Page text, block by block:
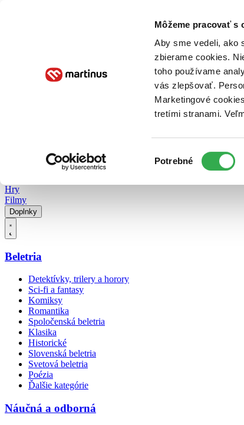
Môžeme pracovať s
Aby sme vedeli, ako
zbierame cookies.
toho používame
vás zlepšovať.
Marketingové
tretími stranami.
súhlasu
Potrebné
Poukážky
Hry
Filmy
Doplnky
Beletria
Detektívky, trilery a horory
Sci-fi a fantasy
Komiksy
Romantika
Spoločenská beletria
Klasika
Historické
Slovenská beletria
Svetová beletria
Poézia
Ďalšie kategórie
Náučná a odborná